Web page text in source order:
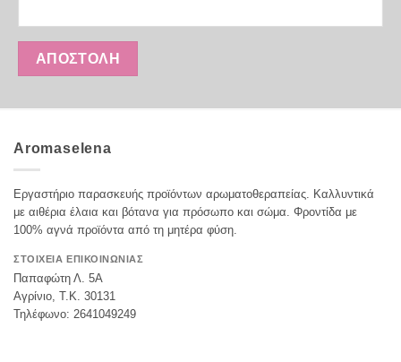
Aromaselena
Εργαστήριο παρασκευής προϊόντων αρωματοθεραπείας. Καλλυντικά
με αιθέρια έλαια και βότανα για πρόσωπο και σώμα. Φροντίδα με
100% αγνά προϊόντα από τη μητέρα φύση.
ΣΤΟΙΧΕΙΑ ΕΠΙΚΟΙΝΩΝΙΑΣ
Παπαφώτη Λ. 5Α
Αγρίνιο, Τ.Κ. 30131
Τηλέφωνο: 2641049249